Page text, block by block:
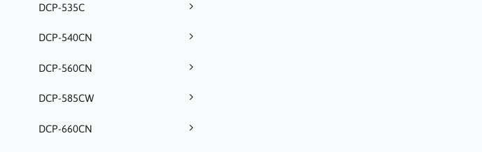
DCP-535C
DCP-540CN
DCP-560CN
DCP-585CW
DCP-660CN